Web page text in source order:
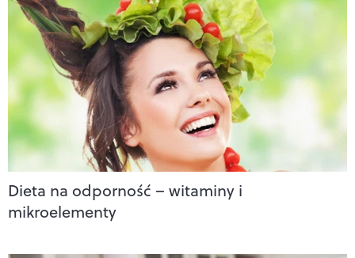
Dieta na odporność – witaminy i
mikroelementy